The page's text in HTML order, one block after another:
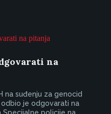
na
na suđenju za genocid
je odgovarati na